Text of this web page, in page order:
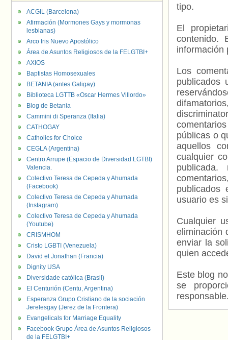
tipo.
El
contenido.
información
Los
publicados
públicas o
aquellos
cualquier
usuario es
Cualquier
eliminación
enviar la
quien
Este blog
se
ACGIL (Barcelona)
Afirmación (Mormones Gays y mormonas
lesbianas)
Arco Iris Nuevo Apostólico
Área de Asuntos Religiosos de la FELGTBI+
AXIOS
Baptistas Homosexuales
BETANIA (antes Galigay)
Biblioteca LGTTB «Oscar Hermes Villordo»
Blog de Betania
Cammini di Speranza (Italia)
CATHOGAY
Catholics for Choice
CEGLA (Argentina)
Centro Arrupe (Espacio de Diversidad LGTBI)
Valencia.
Colectivo Teresa de Cepeda y Ahumada
(Facebook)
Colectivo Teresa de Cepeda y Ahumada
(Instagram)
Colectivo Teresa de Cepeda y Ahumada
(Youtube)
CRISMHOM
Cristo LGBTI (Venezuela)
David et Jonathan (Francia)
Dignity USA
Diversidade católica (Brasil)
El Centurión (Centu, Argentina)
Esperanza Grupo Cristiano de la sociación
Jerelesgay (Jerez de la Frontera)
Evangelicals for Marriage Equality
Facebook Grupo Área de Asuntos Religiosos
de la FELGTBI+